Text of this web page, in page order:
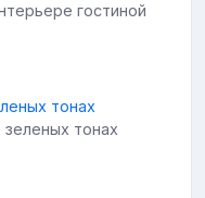
гостиной
тонах